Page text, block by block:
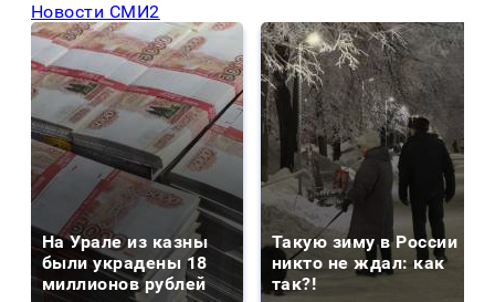
Новости СМИ2
На Урале из казны
были украдены 18
миллионов рублей
Такую зиму в России
никто не ждал: как
так?!